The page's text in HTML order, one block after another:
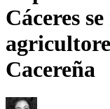
Cáceres
Cacereña